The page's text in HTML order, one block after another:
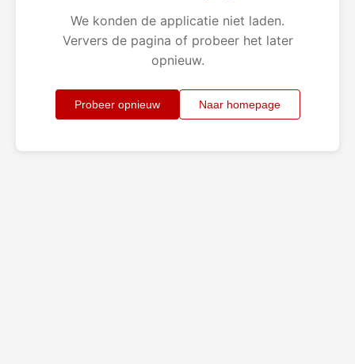
We konden de applicatie niet laden.
Ververs de pagina of probeer het later
opnieuw.
Probeer opnieuw Naar homepage